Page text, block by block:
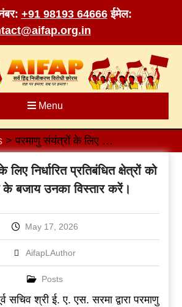
+91 98193 64666 ईमेल:
Menu
> परमाणु संयंत्रों के लिए निर्धारित प्रतिबंधित क्षेत्रों को कम करने के बजाय उनका विस्तार करें।
निर्धारित प्रतिबंधित क्षेत्रों को
बजाय उनका विस्तार करें।
May 17, 2026
AifapLAuthor
Posts
सचिव श्री ई. ए. एस. सरमा द्वारा परमाणु